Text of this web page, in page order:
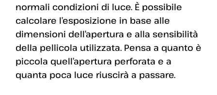
normali condizioni di luce. È possibile
calcolare l’esposizione in base alle
dimensioni dell’apertura e alla sensibilità
della pellicola utilizzata. Pensa a quanto è
piccola quell’apertura perforata e a
quanta poca luce riuscirà a passare.